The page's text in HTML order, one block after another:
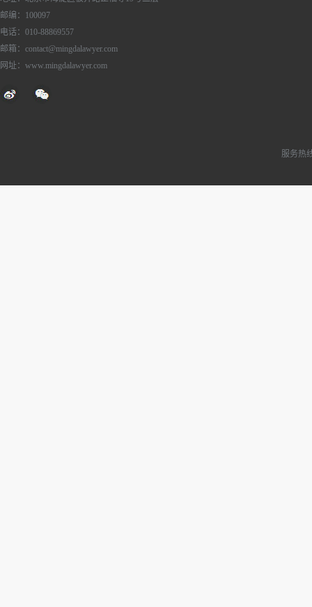
邮编：100097
电话：010-88869557
邮箱：contact@mingdalawyer.com
网址：www.mingdalawyer.com
服务热